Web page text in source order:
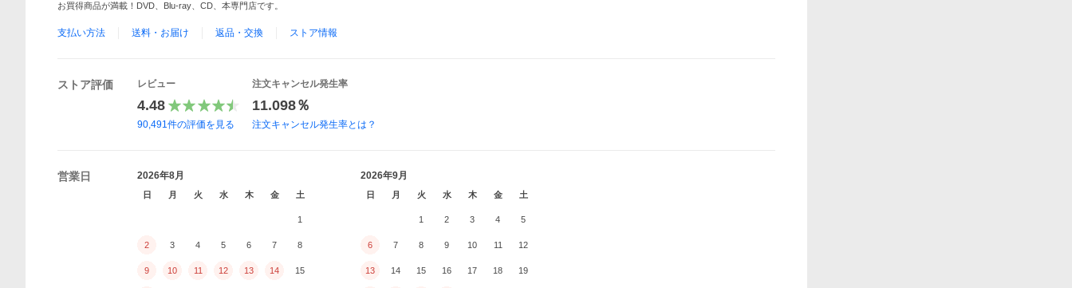
お買得商品が満載！DVD、Blu-ray、CD、本専門店です。
支払い方法 送料・お届け 返品・交換 ストア情報
ストア評価 レビュー
4.48
90,491件の評価を見る
注文キャンセル発生率
11.098％
注文キャンセル発生率とは？
営業日 2026年8月
日 月 火 水 木 金 土
1
2 3 4 5 6 7 8
9 10 11 12 13 14 15
2026年9月
日 月 火 水 木 金 土
1 2 3 4 5
6 7 8 9 10 11 12
13 14 15 16 17 18 19